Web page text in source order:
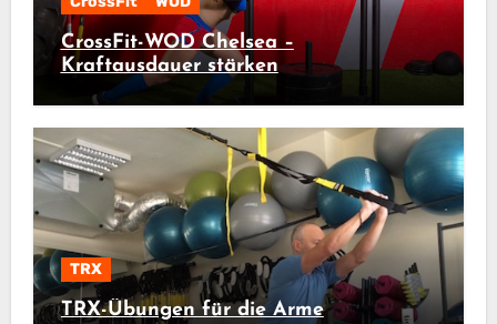
CrossFit-WOD Chelsea –
Kraftausdauer stärken
TRX
TRX-Übungen für die Arme